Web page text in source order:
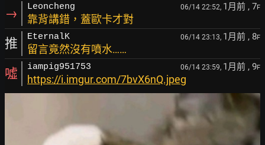
→ Leoncheng 06/14 22:52, 1月前 , 7F
靠背講錯，蓋歐卡才對
推 EternalK 06/14 23:13, 1月前 , 8F
留言竟然沒有噴水……
噓 iampig951753 06/14 23:59, 1月前 , 9F
https://i.imgur.com/7bvX6nQ.jpeg